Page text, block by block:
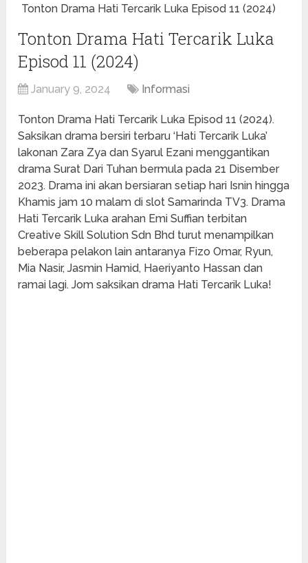
Tonton Drama Hati Tercarik Luka Episod 11 (2024)
Tonton Drama Hati Tercarik Luka
Episod 11 (2024)
January 9, 2024 Informasi
Tonton Drama Hati Tercarik Luka Episod 11 (2024).
Saksikan drama bersiri terbaru ‘Hati Tercarik Luka’
lakonan Zara Zya dan Syarul Ezani menggantikan
drama Surat Dari Tuhan bermula pada 21 Disember
2023. Drama ini akan bersiaran setiap hari Isnin hingga
Khamis jam 10 malam di slot Samarinda TV3. Drama
Hati Tercarik Luka arahan Emi Suffian terbitan
Creative Skill Solution Sdn Bhd turut menampilkan
beberapa pelakon lain antaranya Fizo Omar, Ryun,
Mia Nasir, Jasmin Hamid, Haeriyanto Hassan dan
ramai lagi. Jom saksikan drama Hati Tercarik Luka!